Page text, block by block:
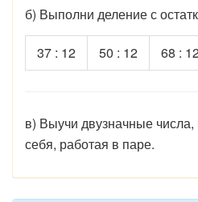
б) Выполни деление с
37 : 12 50 : 12 68 :
в) Выучи двузначные
себя, работая в паре.